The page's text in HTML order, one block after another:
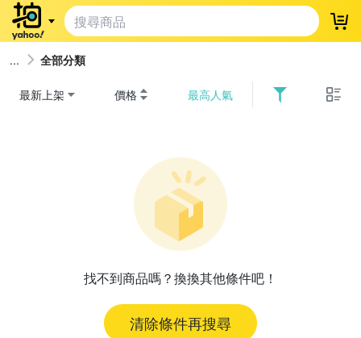
登
全部分類
最新上架 價格 最高人氣
找不到商品嗎？換換其他條件吧！
清除條件再搜尋